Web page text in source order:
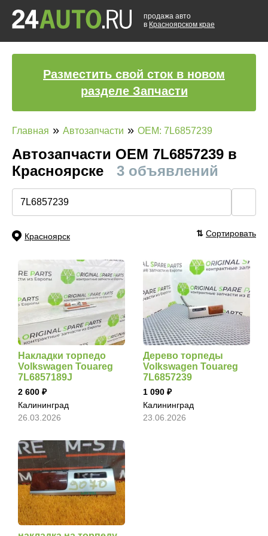
продажа авто
в Красноярском крае
Разместить свой сток в новом
разделе Запчасти
Главная » Автозапчасти » OEM: 7L6857239
Автозапчасти ОЕМ 7L6857239 в
Красноярске
3 объявлений
Красноярск ⇅ Сортировать
Накладки торпедо
Volkswagen Touareg
7L6857189J
2 600
Калининград
26.03.2026
Дерево торпеды
Volkswagen Touareg
7L6857239
1 090
Калининград
23.06.2026